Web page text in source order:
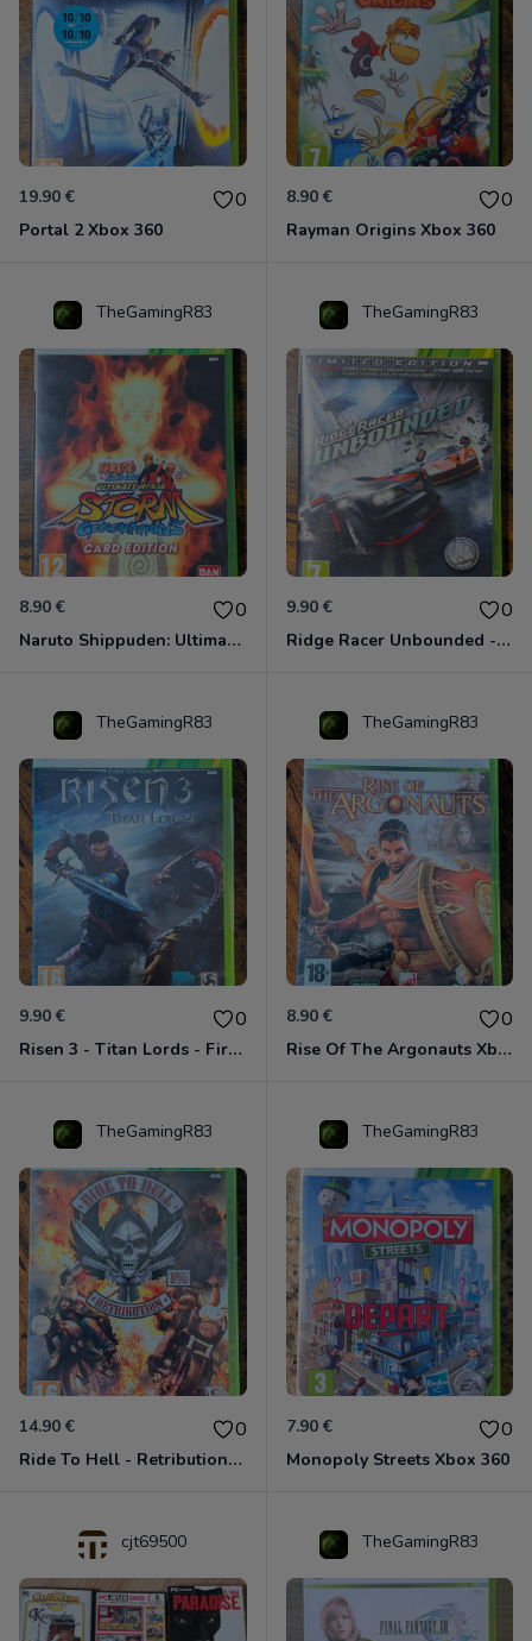
19.90 € 0
Portal 2 Xbox 360
8.90 € 0
Rayman Origins Xbox 360
TheGamingR83
8.90 € 0
Naruto Shippuden: Ultimate Ninja Storm Generations - Card Edition Xbox 360
TheGamingR83
9.90 € 0
Ridge Racer Unbounded - Édition Limitée Xbox 360
TheGamingR83
9.90 € 0
Risen 3 - Titan Lords - First Edition Xbox 360
TheGamingR83
8.90 € 0
Rise Of The Argonauts Xbox 360
TheGamingR83
14.90 € 0
Ride To Hell - Retribution Xbox 360
TheGamingR83
7.90 € 0
Monopoly Streets Xbox 360
cjt69500 TheGamingR83